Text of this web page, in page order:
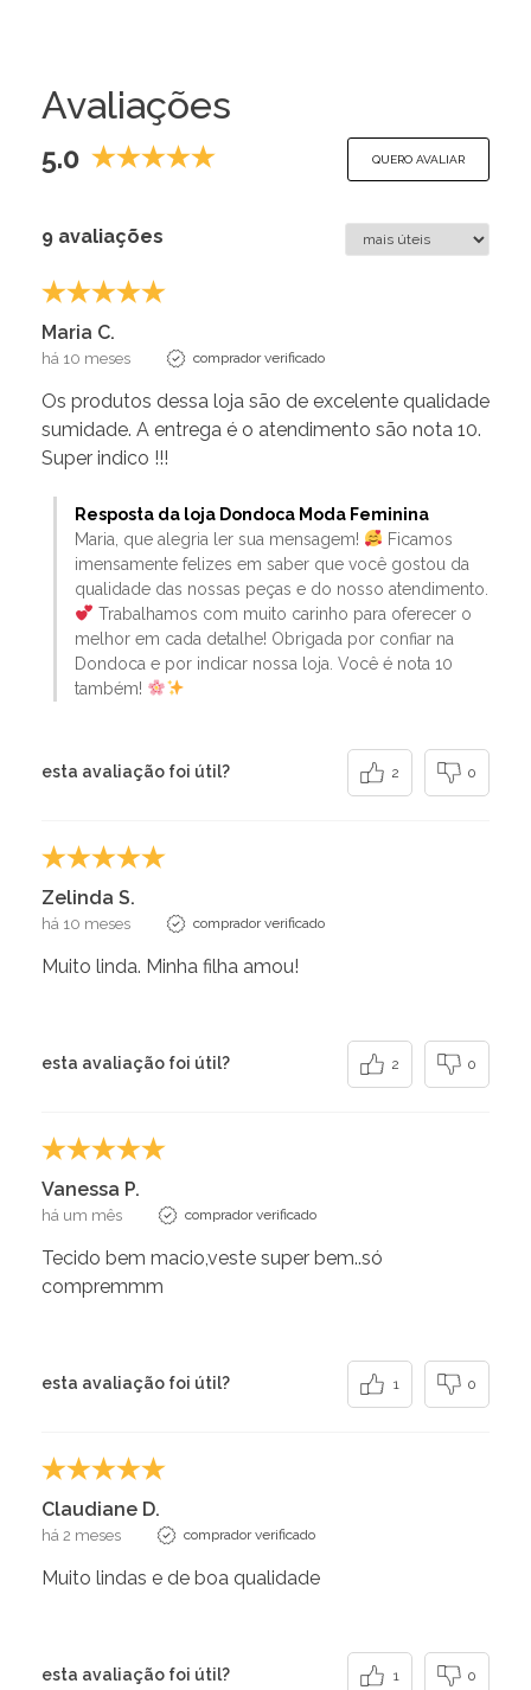
Avaliações
5.0 QUERO AVALIAR
9 avaliações
Maria C.
há 10 meses comprador verificado
Os produtos dessa loja são de excelente qualidade
sumidade. A entrega é o atendimento são nota 10.
Super indico !!!
Resposta da loja Dondoca Moda Feminina
Maria, que alegria ler sua mensagem!
Ficamos
imensamente felizes em saber que você gostou da
qualidade das nossas peças e do nosso atendimento.
Trabalhamos com muito carinho para oferecer o
melhor em cada detalhe! Obrigada por confiar na
Dondoca e por indicar nossa loja. Você é nota 10
também!
esta avaliação foi útil? 2 0
Zelinda S.
há 10 meses comprador verificado
Muito linda. Minha filha amou!
esta avaliação foi útil? 2 0
Vanessa P.
há um mês comprador verificado
Tecido bem macio,veste super bem..só
compremmm
esta avaliação foi útil? 1 0
Claudiane D.
há 2 meses comprador verificado
Muito lindas e de boa qualidade
esta avaliação foi útil? 1 0